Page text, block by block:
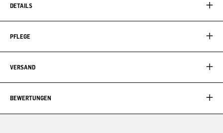
DETAILS
PFLEGE
VERSAND
BEWERTUNGEN